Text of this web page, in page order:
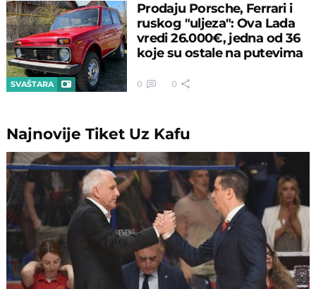
SVAŠTARA
Prodaju Porsche, Ferrari i
ruskog "uljeza": Ova Lada
vredi 26.000€, jedna od 36
koje su ostale na putevima
0 0
NajnovijeTiket Uz Kafu